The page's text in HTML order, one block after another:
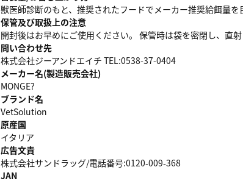
獣医師診断のもと、推奨されたフードでメーカー推奨給餌量を
保管及び取扱上の注意
開封後はお早めにご使用ください。 保管時は袋を密閉し、直
問い合わせ先
株式会社ジーアンドエイチ TEL:0538-37-0404
メーカー名(製造販売会社)
MONGE?
ブランド名
VetSolution
原産国
イタリア
広告文責
株式会社サンドラッグ/電話番号:0120-009-368
JAN